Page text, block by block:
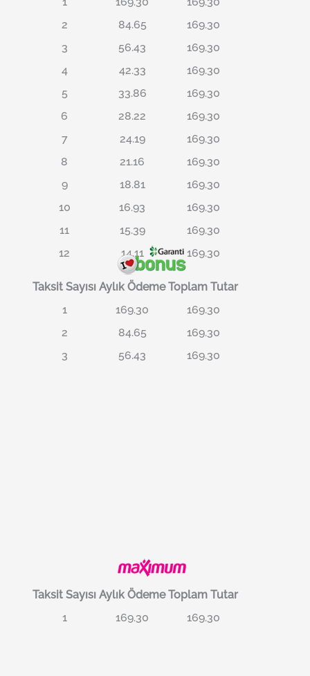
2
84.65
169.30
3
56.43
169.30
4
42.33
169.30
5
33.86
169.30
6
28.22
169.30
7
24.19
169.30
8
21.16
169.30
9
18.81
169.30
10
16.93
169.30
11
15.39
169.30
12
14.11 169.30
Taksit Sayısı Aylık Ödeme Toplam Tutar
1
169.30
169.30
2
84.65
169.30
3
56.43 169.30
Taksit Sayısı Aylık Ödeme Toplam Tutar
1
169.30 169.30